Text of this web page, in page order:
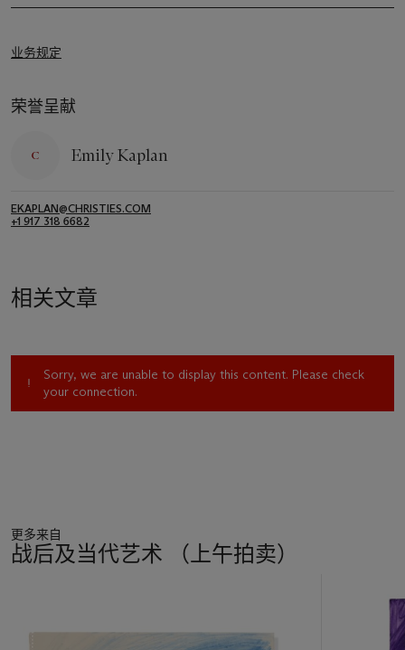
业务规定
荣誉呈献
Emily Kaplan
EKAPLAN@CHRISTIES.COM
+1 917 318 6682
相关文章
Sorry, we are unable to display this content. Please check
your connection.
更多来自
战后及当代艺术 （上午拍卖）